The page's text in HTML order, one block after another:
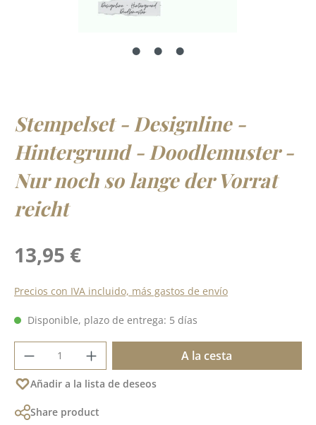
Stempelset - Designline -
Hintergrund - Doodlemuster -
Nur noch so lange der Vorrat
reicht
Precio normal:
13,95 €
Precios con IVA incluido, más gastos de envío
Disponible, plazo de entrega: 5 días
Cantidad del producto: introduce la
A la cesta
Añadir a la lista de deseos
Share product